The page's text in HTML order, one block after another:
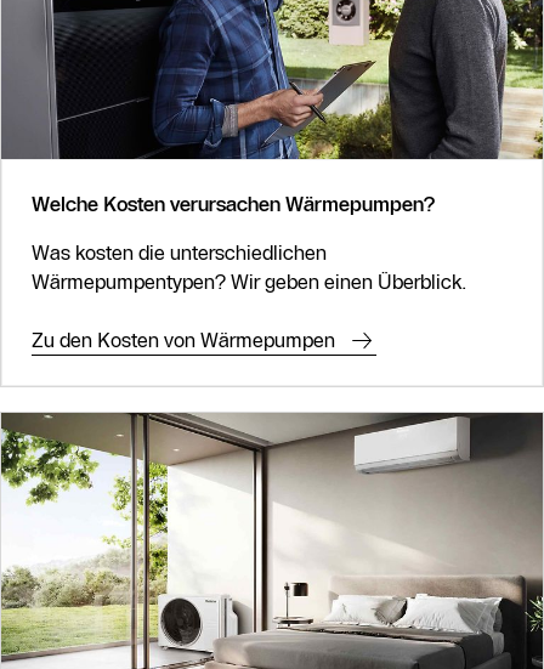
Welche Kosten verursachen Wärmepumpen?
Was kosten die unterschiedlichen
Wärmepumpentypen? Wir geben einen Überblick.
Zu den Kosten von Wärmepumpen